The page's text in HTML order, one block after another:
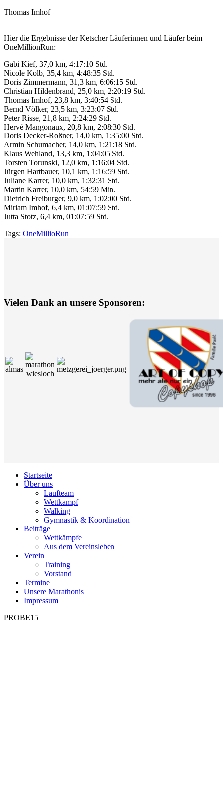
Thomas Imhof
Hier die Ergebnisse der Ketscher Läuferinnen und Läufer beim
OneMillionRun:
Gabi Kief, 37,0 km, 4:17:10 Std.
Nicole Kolb, 35,4 km, 4:48:35 Std.
Doris Zimmermann, 31,3 km, 6:06:15 Std.
Christian Hildenbrand, 25,0 km, 2:20:19 Std.
Thomas Imhof, 23,8 km, 3:40:54 Std.
Bernd Völker, 23,5 km, 3:23:07 Std.
Peter Risse, 21,8 km, 2:24:29 Std.
Hervé Mangonaux, 20,8 km, 2:08:30 Std.
Doris Decker-Roßner, 14,0 km, 1:35:00 Std.
Armin Schumacher, 14,0 km, 1:21:18 Std.
Klaus Wehland, 13,3 km, 1:04:05 Std.
Torsten Torunski, 12,0 km, 1:16:04 Std.
Jürgen Hartbauer, 10,1 km, 1:16:59 Std.
Juliane Karrer, 10,0 km, 1:32:31 Std.
Martin Karrer, 10,0 km, 54:59 Min.
Dietrich Freiburger, 9,0 km, 1:02:00 Std.
Miriam Imhof, 6,4 km, 01:07:59 Std.
Jutta Stotz, 6,4 km, 01:07:59 Std.
Tags: OneMillioRun
Vielen Dank an unsere Sponsoren:
Startseite
Über uns
Laufteam
Wettkampf
Walking
Gymnastik & Koordination
Beiträge
Wettkämpfe
Aus dem Vereinsleben
Verein
Training
Vorstand
Termine
Unsere Marathonis
Impressum